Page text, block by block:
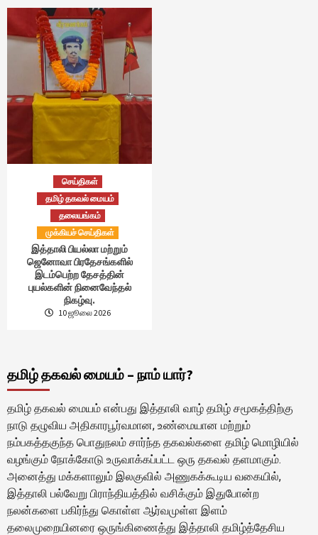
செய்திகள்
தமிழ் தகவல் மையம்
தலையங்கம்
முக்கியச் செய்திகள்
இத்தாலி பியல்லா மற்றும்
ஜெனோவா பிரதேசங்களில்
இடம்பெற்ற தேசத்தின்
புயல்களின் நினைவேந்தல்
நிகழ்வு.
10 ஜூலை 2026
தமிழ் தகவல் மையம் – நாம் யார்?
தமிழ் தகவல் மையம் என்பது இத்தாலி வாழ் தமிழ் சமூகத்திற்கு
நாடு தழுவிய அதிகாரபூர்வமான, உண்மையான மற்றும்
நம்பகத்தகுந்த பொதுநலம் சார்ந்த தகவல்களை தமிழ் மொழியில்
வழங்கும் நோக்கோடு உருவாக்கப்பட்ட ஒரு தகவல் தளமாகும்.
அனைத்து மக்களாலும் இலகுவில் அணுகக்கூடிய வகையில்,
இத்தாலி பல்வேறு பிராந்தியத்தில் வசிக்கும் இதுபோன்ற
நலன்களை பகிர்ந்து கொள்ள ஆர்வமுள்ள இளம்
தலைமுறையினரை ஒருங்கிணைத்து இத்தாலி தமிழ்த்தேசிய